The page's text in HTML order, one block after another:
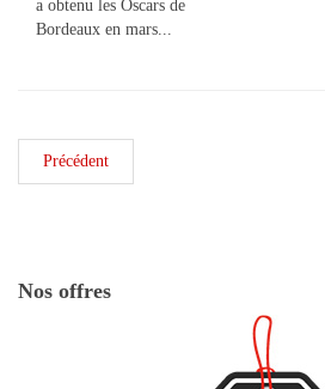
a obtenu les Oscars de
Bordeaux en mars...
Précédent
Nos offres